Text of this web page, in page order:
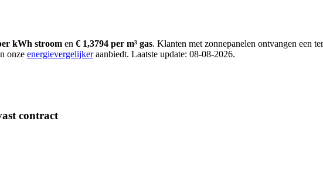
kWh stroom en € 1,3794 per m³ gas. Klanten met zonnepanelen ontvangen een
onze energievergelijkeraanbiedt. Laatste update: 08-08-2026.
contract